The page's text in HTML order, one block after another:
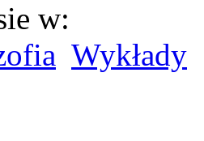
w:
Wykłady